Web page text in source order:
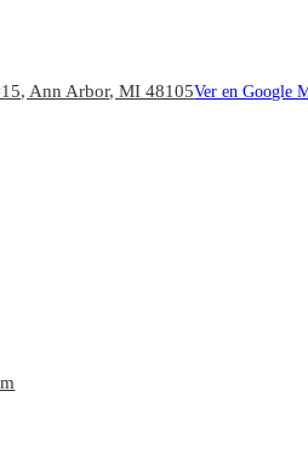
Ann Arbor, MI 48105Ver en Google